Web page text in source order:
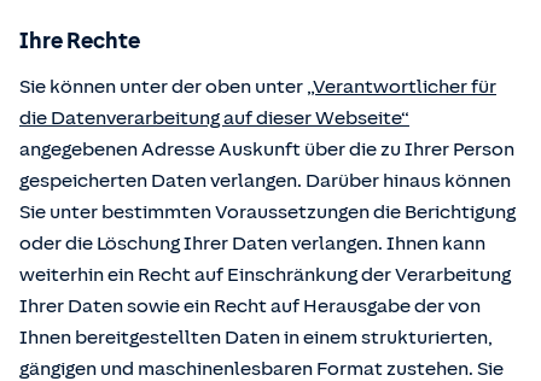
Ihre Rechte
Sie können unter der oben unter „Verantwortlicher für
die Datenverarbeitung auf dieser Webseite“
angegebenen Adresse Auskunft über die zu Ihrer Person
gespeicherten Daten verlangen. Darüber hinaus können
Sie unter bestimmten Voraussetzungen die Berichtigung
oder die Löschung Ihrer Daten verlangen. Ihnen kann
weiterhin ein Recht auf Einschränkung der Verarbeitung
Ihrer Daten sowie ein Recht auf Herausgabe der von
Ihnen bereitgestellten Daten in einem strukturierten,
gängigen und maschinenlesbaren Format zustehen. Sie